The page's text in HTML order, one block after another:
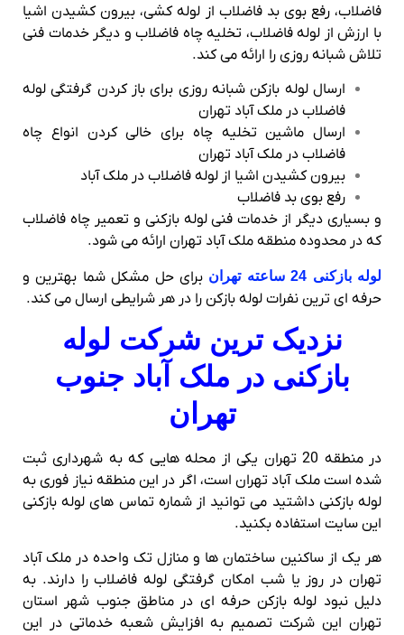
فاضلاب، رفع بوی بد فاضلاب از لوله کشی، بیرون کشیدن اشیا
با ارزش از لوله فاضلاب، تخلیه چاه فاضلاب و دیگر خدمات فنی
تلاش شبانه روزی را ارائه می کند.
ارسال لوله بازکن شبانه روزی برای باز کردن گرفتگی لوله
فاضلاب در ملک آباد تهران
ارسال ماشین تخلیه چاه برای خالی کردن انواع چاه
فاضلاب در ملک آباد تهران
بیرون کشیدن اشیا از لوله فاضلاب در ملک آباد
رفع بوی بد فاضلاب
و بسیاری دیگر از خدمات فنی لوله بازکنی و تعمیر چاه فاضلاب
که در محدوده منطقه ملک آباد تهران ارائه می شود.
لوله بازکنی 24 ساعته تهران
برای حل مشکل شما بهترین و
حرفه ای ترین نفرات لوله بازکن را در هر شرایطی ارسال می کند.
نزدیک ترین شرکت لوله
بازکنی در ملک آباد جنوب
تهران
در منطقه 20 تهران یکی از محله هایی که به شهرداری ثبت
شده است ملک آباد تهران است، اگر در این منطقه نیاز فوری به
لوله بازکنی داشتید می توانید از شماره تماس های لوله بازکنی
این سایت استفاده بکنید.
هر یک از ساکنین ساختمان ها و منازل تک واحده در ملک آباد
تهران در روز یا شب امکان گرفتگی لوله فاضلاب را دارند. به
دلیل نبود لوله بازکن حرفه ای در مناطق جنوب شهر استان
تهران این شرکت تصمیم به افزایش شعبه خدماتی در این